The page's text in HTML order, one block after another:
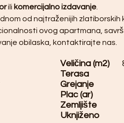
ili komercijalno izdavanje
od najtraženijih zlatiborskih
ovog apartmana,
obilaska, kontaktirajte nas.
Veličina (m2)
Terasa
Grejanje
Plac (ar)
Zemljište
Uknjiženo